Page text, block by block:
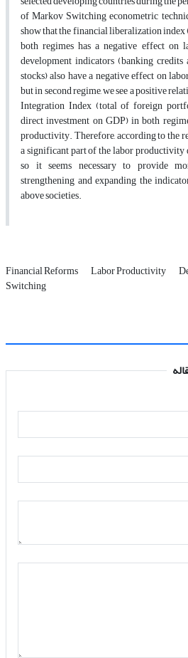
of Markov Switching econometric
show that the financial liberalization
both regimes has a negative effect on
development indicators (banking
stocks) also have a negative effect on
but in second regime, we see a positive
Integration Index (total of foreign
direct investment on GDP) in both
productivity. Therefore, according to the
a significant part of the labor productivity
so it seems necessary to provide
strengthening and expanding the
above societies.
Financial Reforms Labor Productivity
Switching